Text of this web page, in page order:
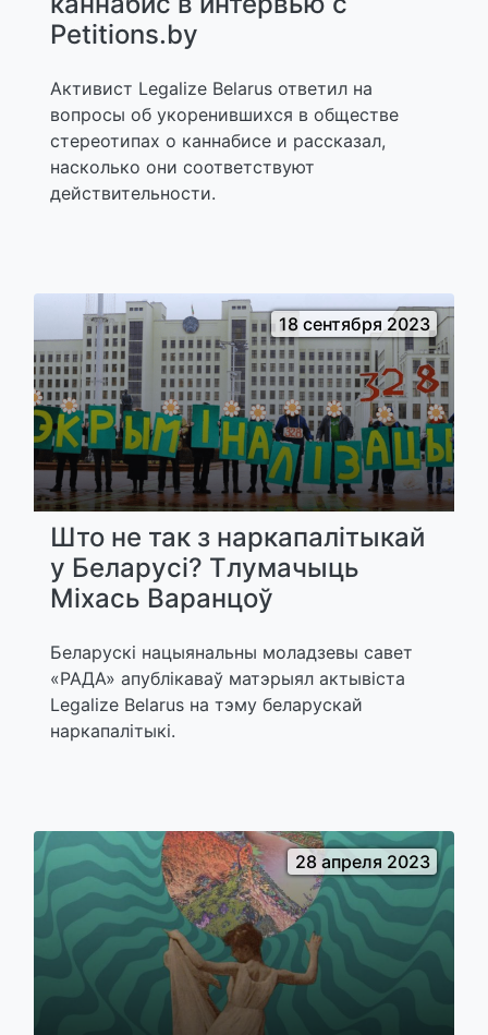
Petitions.by
Активист Legalize Belarus ответил на
вопросы об укоренившихся в обществе
стереотипах о каннабисе и рассказал,
насколько они соответствуют
действительности.
18 сентября 2023
Што не так з наркапалітыкай
у Беларусі? Тлумачыць
Міхась Варанцоў
Беларускі нацыянальны моладзевы савет
«РАДА» апублікаваў матэрыял актывіста
Legalize Belarus на тэму беларускай
наркапалітыкі.
28 апреля 2023